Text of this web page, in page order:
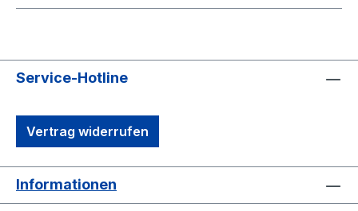
Service-Hotline
Vertrag widerrufen
Informationen